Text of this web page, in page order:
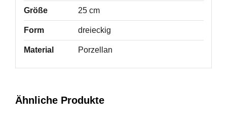
Größe 25 cm
Form dreieckig
Material Porzellan
Ähnliche Produkte